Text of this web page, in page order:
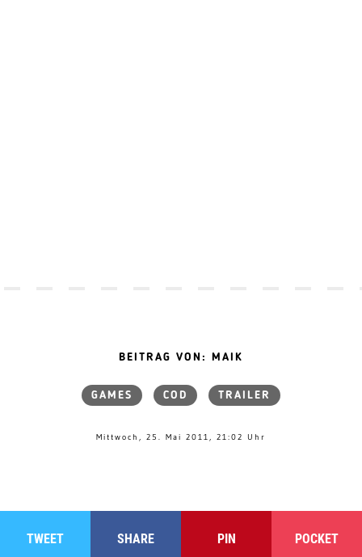
BEITRAG VON: MAIK
GAMES COD TRAILER
Mittwoch, 25. Mai 2011, 21:02 Uhr
TWEET SHARE PIN POCKET